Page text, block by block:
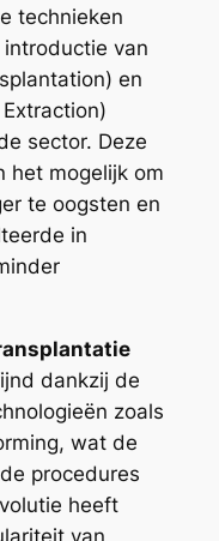
technieken
van
en
sector. Deze
het mogelijk om
te oogsten en
in
dankzij de
zoals
wat de
procedures
heeft
van